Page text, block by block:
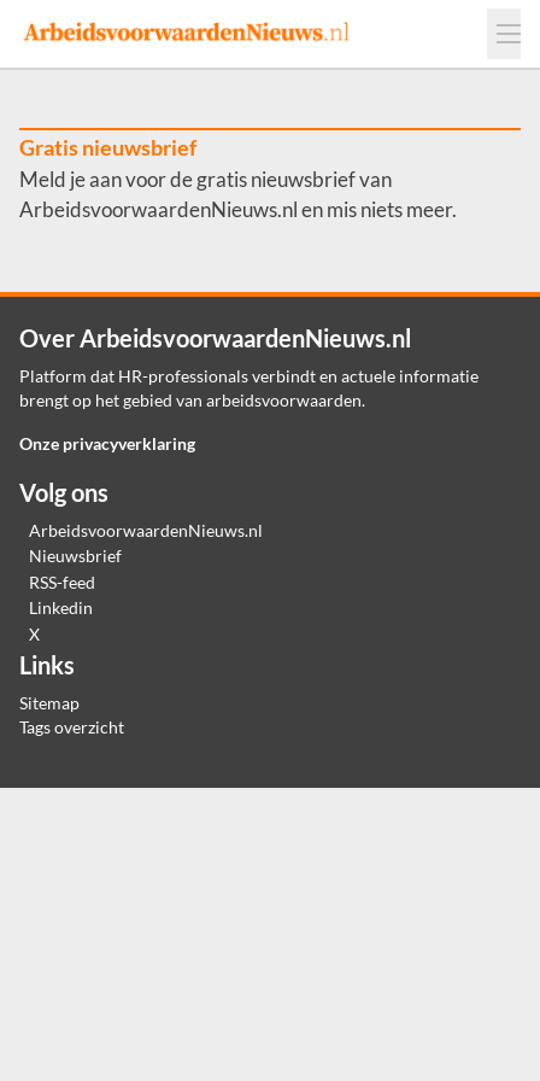
Events
Adverteren
Werkgevers
Contact
Gratis nieuwsbrief
Meld je aan voor de gratis nieuwsbrief van
ArbeidsvoorwaardenNieuws.nl en mis niets meer.
Over ArbeidsvoorwaardenNieuws.nl
Platform dat HR-professionals verbindt en actuele informatie
brengt op het gebied van arbeidsvoorwaarden.
Onze privacyverklaring
Volg ons
ArbeidsvoorwaardenNieuws.nl
Nieuwsbrief
RSS-feed
Linkedin
X
Links
Sitemap
Tags overzicht